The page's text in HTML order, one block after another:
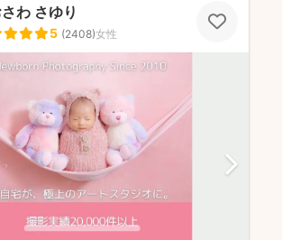
わ さゆり
5 (2408)女性